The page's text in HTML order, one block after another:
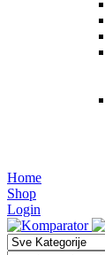
Home
Shop
Login